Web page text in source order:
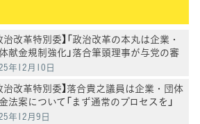
治改革特別委】「政治改革の本丸は企業・
献金規制強化」落合筆頭理事が与党の審
延を厳しく批判
年12月10日
治改革特別委】落合貴之議員は企業・団体
法案について「まず通常のプロセスを」
党の並行審議提案を拒否
年12月9日